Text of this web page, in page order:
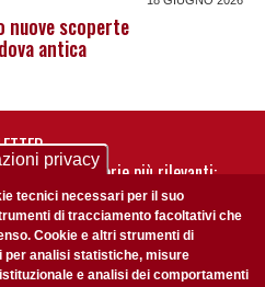
nuove scoperte
antica
te nostre storie più rilevanti:
della nostra newsletter
privacy
tecnici necessari per il suo
di tracciamento facoltativi che
Cookie e altri strumenti di
analisi statistiche, misure
e analisi dei comportamenti